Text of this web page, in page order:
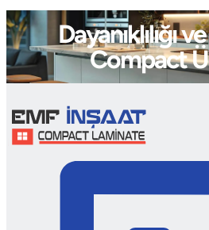
Dayanıklılığı
Compact